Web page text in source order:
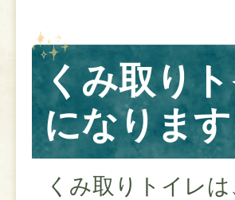
くみ取り
になります
くみ取りトイレ